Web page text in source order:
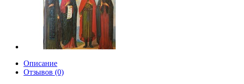
Описание
Отзывов (0)